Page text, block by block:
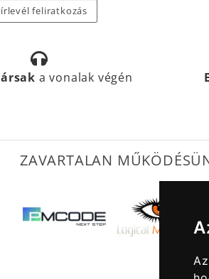
feliratkozás
a vonalak végén
ZAVARTALAN